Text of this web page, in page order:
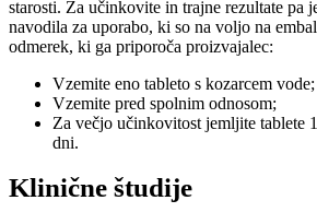
starosti. Za učinkovite in trajne rezultate pa
navodila za uporabo, ki so na voljo na
odmerek, ki ga priporoča proizvajalec:
Vzemite eno tableto s kozarcem vode;
Vzemite pred spolnim odnosom;
Za večjo učinkovitost jemljite tablete
dni.
Klinične študije